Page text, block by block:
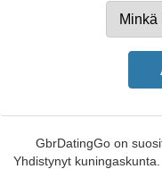
GbrDatingGo on
Yhdistynyt